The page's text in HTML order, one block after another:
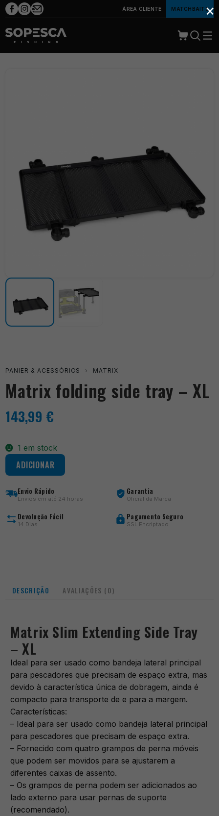
ÁREA CLIENTE MATCHBAITS
PANIER & ACESSÓRIOS › MATRIX
Matrix folding side tray – XL
143,99 €
1 em stock
Quantidade
Matrix
side
tray
XL
ADICIONAR
Envio Rápido
Envios em até 24 horas
Garantia
Oficial da Marca
Devolução Fácil
14 Dias
Pagamento Seguro
SSL Encriptado
DESCRIÇÃO AVALIAÇÕES (0)
Matrix Slim Extending Side Tray
– XL
Ideal para ser usado como bandeja lateral principal
para pescadores que precisam de espaço extra, mas
devido à característica única de dobragem, ainda é
compacto para transporte de e para a margem.
Características:
– Ideal para ser usado como bandeja lateral principal
para pescadores que precisam de espaço extra.
– Fornecido com quatro grampos de perna móveis
que podem ser movidos para se ajustarem a
diferentes caixas de assento.
– Os grampos de perna podem ser adicionados ao
lado externo para usar pernas de suporte
(recomendado).
×